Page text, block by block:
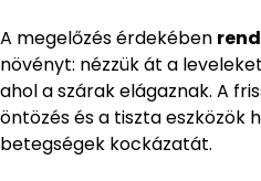
A megelőzés érdekében
növényt: nézzük át a
ahol a szárak elágaznak. A
öntözés és a tiszta eszközök
betegségek kockázatát.